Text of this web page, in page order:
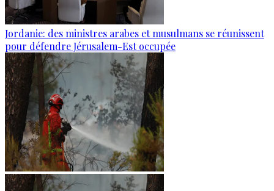
Jordanie: des ministres arabes et musulmans se réunissent
pour défendre Jérusalem-Est occupée